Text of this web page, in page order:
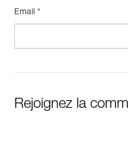
Email *
Rejoignez la